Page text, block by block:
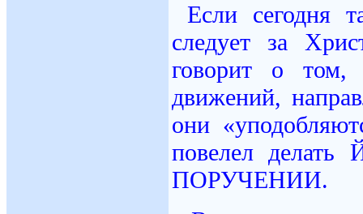
Если сегодня
следует за
говорит о
движений,
они
повелел
ПОРУЧЕНИИ.